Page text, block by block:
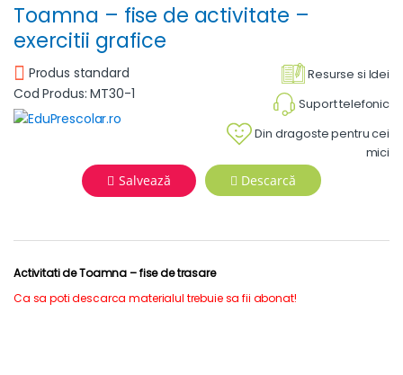
Toamna – fise de activitate –
exercitii grafice
Resurse si Idei
Suport telefonic
Din dragoste pentru cei
mici
Produs standard
Cod Produs: MT30-1
Salvează Descarcă
Activitati de Toamna – fise de trasare
Ca sa poti descarca materialul trebuie sa fii abonat!